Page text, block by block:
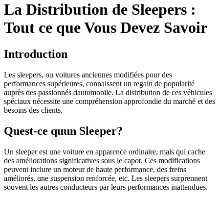
La Distribution de Sleepers :
Tout ce que Vous Devez Savoir
Introduction
Les sleepers, ou voitures anciennes modifiées pour des
performances supérieures, connaissent un regain de popularité
auprès des passionnés dautomobile. La distribution de ces véhicules
spéciaux nécessite une compréhension approfondie du marché et des
besoins des clients.
Quest-ce quun Sleeper?
Un sleeper est une voiture en apparence ordinaire, mais qui cache
des améliorations significatives sous le capot. Ces modifications
peuvent inclure un moteur de haute performance, des freins
améliorés, une suspension renforcée, etc. Les sleepers surprennent
souvent les autres conducteurs par leurs performances inattendues.